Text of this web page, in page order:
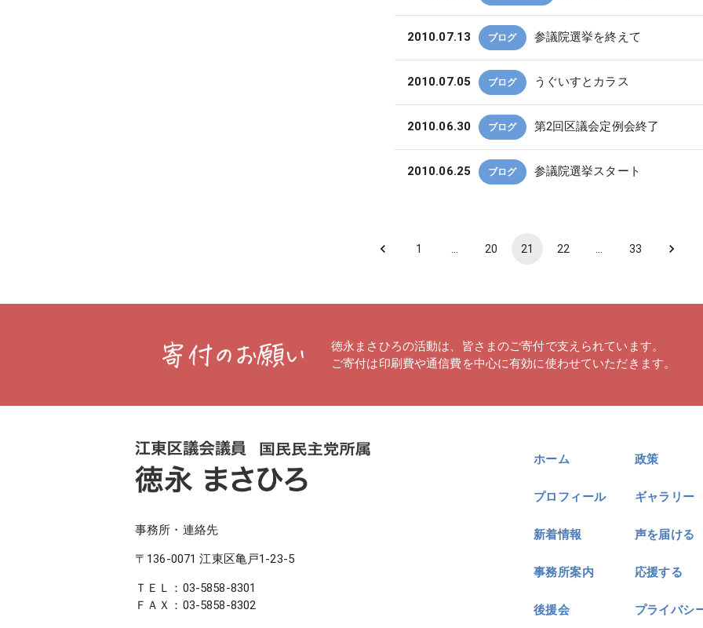
2010.07.13 ブログ 参議院選挙を終えて
2010.07.05 ブログ うぐいすとカラス
2010.06.30 ブログ 第2回区議会定例会終了
2010.06.25 ブログ 参議院選挙スタート
1 20 21 22 33
徳永まさひろの活動は、皆さまのご寄付で支えられています。
ご寄付は印刷費や通信費を中心に有効に使わせていただきます。
事務所・連絡先
〒136-0071 江東区亀戸1-23-5
ＴＥＬ： 03-5858-8301
ＦＡＸ：03-5858-8302
ホーム
プロフィール
新着情報
事務所案内
後援会
政策
ギャラリー
声を届ける
応援する
プライバシ